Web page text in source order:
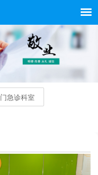
门急诊科室